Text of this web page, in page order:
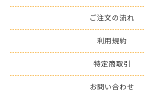
ご注文の流れ
利用規約
特定商取引
お問い合わせ